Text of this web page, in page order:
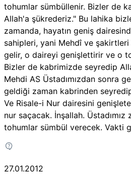
tohumlar sümbüllenir. Bizler de
Allah'a şükrederiz." Bu lahika
zamanda, hayatın geniş
sahipleri, yani Mehdî ve şakirtleri
gelir, o daireyi genişlettirir ve o
Bizler de kabrimizde seyredip
Mehdi AS Üstadımızdan sonra
geldiği zaman kabrinden
Ve Risale-i Nur dairesini
nur saçacak. İnşallah. Üstadımız
tohumlar sümbül verecek. Vakti
27.01.2012